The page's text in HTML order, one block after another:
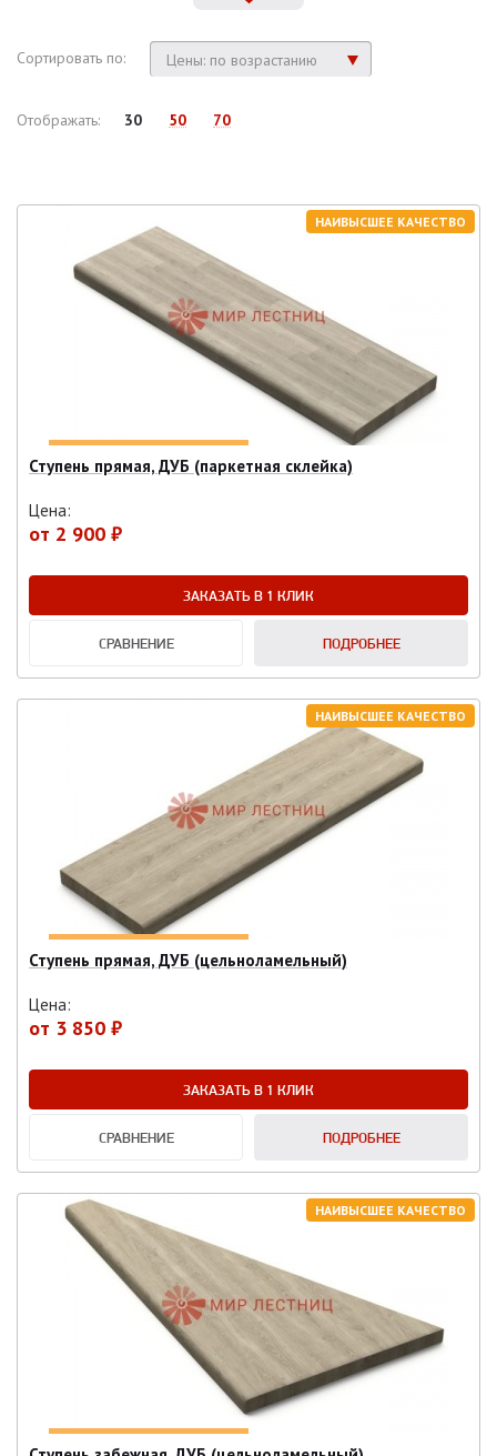
Сортировать по: Цены: по возрастанию
Отображать: 30 50 70
НАИВЫСШЕЕ КАЧЕСТВО
Ступень прямая, ДУБ (паркетная склейка)
Цена:
от 2 900 ₽
ЗАКАЗАТЬ В 1 КЛИК
СРАВНЕНИЕ ПОДРОБНЕЕ
НАИВЫСШЕЕ КАЧЕСТВО
Ступень прямая, ДУБ (цельноламельный)
Цена:
от 3 850 ₽
ЗАКАЗАТЬ В 1 КЛИК
СРАВНЕНИЕ ПОДРОБНЕЕ
НАИВЫСШЕЕ КАЧЕСТВО